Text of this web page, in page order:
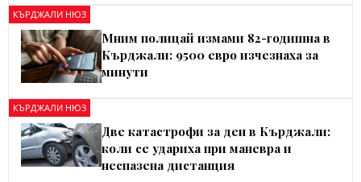
КЪРДЖАЛИ НЮЗ
Мним полицай измами 82-годишна в
Кърджали: 9500 евро изчезнаха за
минути
КЪРДЖАЛИ НЮЗ
Две катастрофи за ден в Кърджали:
коли се удариха при маневра и
неспазена дистанция